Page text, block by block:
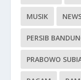
MUSIK
PERSIB
PRABOWO